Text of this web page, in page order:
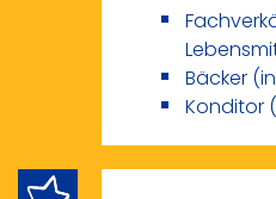
Bäcker
Konditor